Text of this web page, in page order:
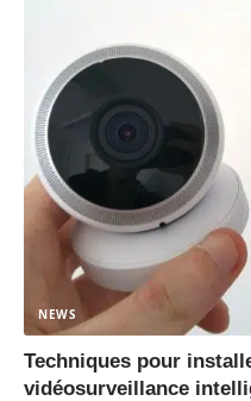
NEWS
Techniques pour
vidéosurveillance